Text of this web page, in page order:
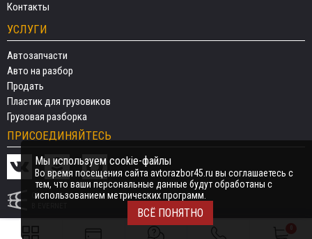
Контакты
УСЛУГИ
Автозапчасти
Авто на разбор
Продать
Пластик для грузовиков
Грузовая разборка
ПРИСОЕДИНЯЙТЕСЬ
СДЕЛАНО
Мы используем cookie-файлы
Во время посещения сайта avtorazbor45.ru вы соглашаетесь с
тем, что ваши персональные данные будут обработаны с
использованием метрических программ.
ВСЁ ПОНЯТНО